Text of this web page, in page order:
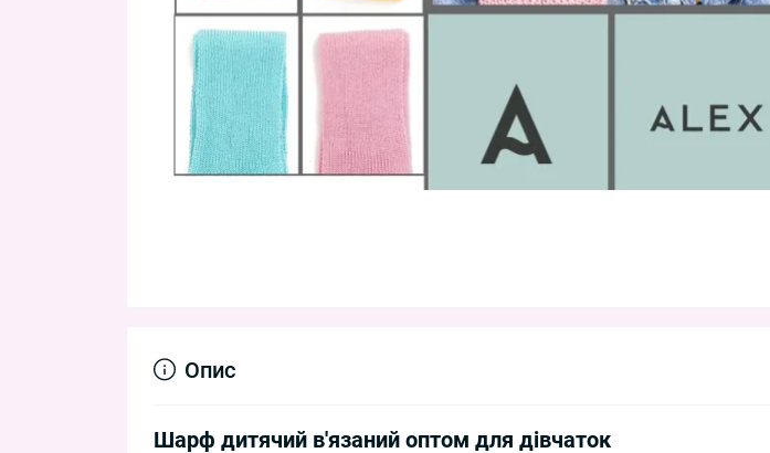
Опис
Шарф дитячий в'язаний оптом для дівчаток